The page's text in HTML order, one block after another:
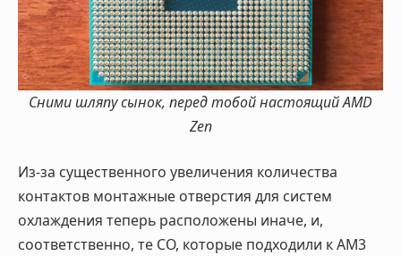
Сними шляпу сынок, перед тобой настоящий AMD
Zen
Из-за существенного увеличения количества
контактов монтажные отверстия для систем
охлаждения теперь расположены иначе, и,
соответственно, те СО, которые подходили к AM3